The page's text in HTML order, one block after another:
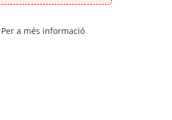
a més informació